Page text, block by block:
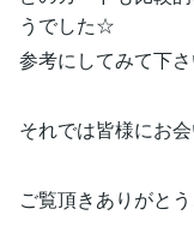
うでした☆
参考にしてみて下
それでは皆様にお
ご覧頂きありがと